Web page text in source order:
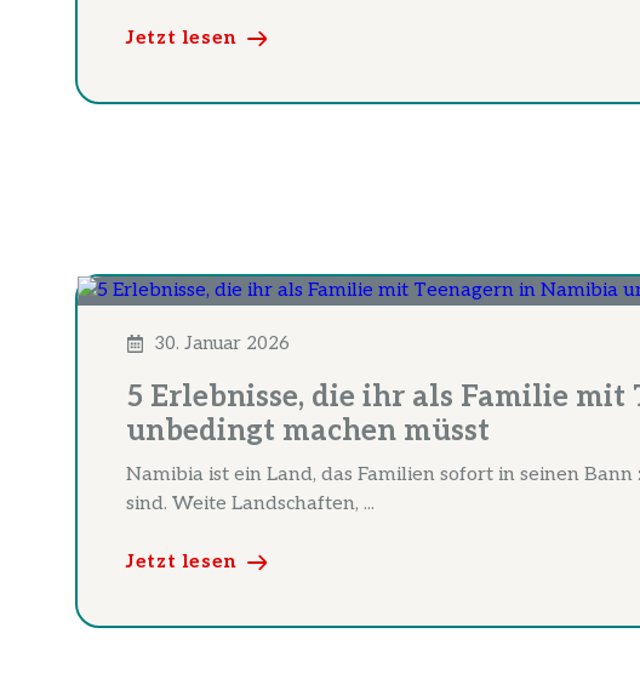
Jetzt lesen
30. Januar 2026
5 Erlebnisse, die ihr als Familie mit
unbedingt machen müsst
Namibia ist ein Land, das Familien sofort in seinen
sind. Weite Landschaften, ...
Jetzt lesen